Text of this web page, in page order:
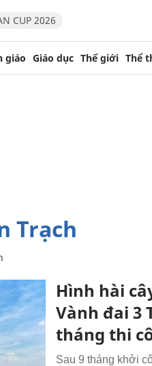
CUP 2026
giáo Giáo dục Thế giới Thể
Trạch
Hình hài
Vành đai 3
tháng thi
Sau 9 tháng khởi